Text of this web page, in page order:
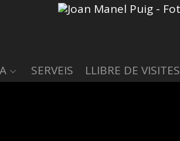
SERVEIS LLIBRE DE VISITES